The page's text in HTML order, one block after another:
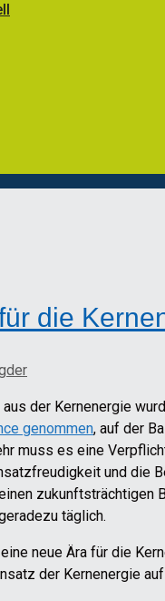
die
der Kernenergie
genommen, auf der
muss es eine
und die
täglich.
neue Ära für die
der Kernenergie